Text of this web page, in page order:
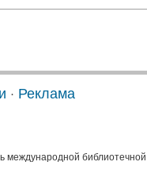
· Реклама
международной